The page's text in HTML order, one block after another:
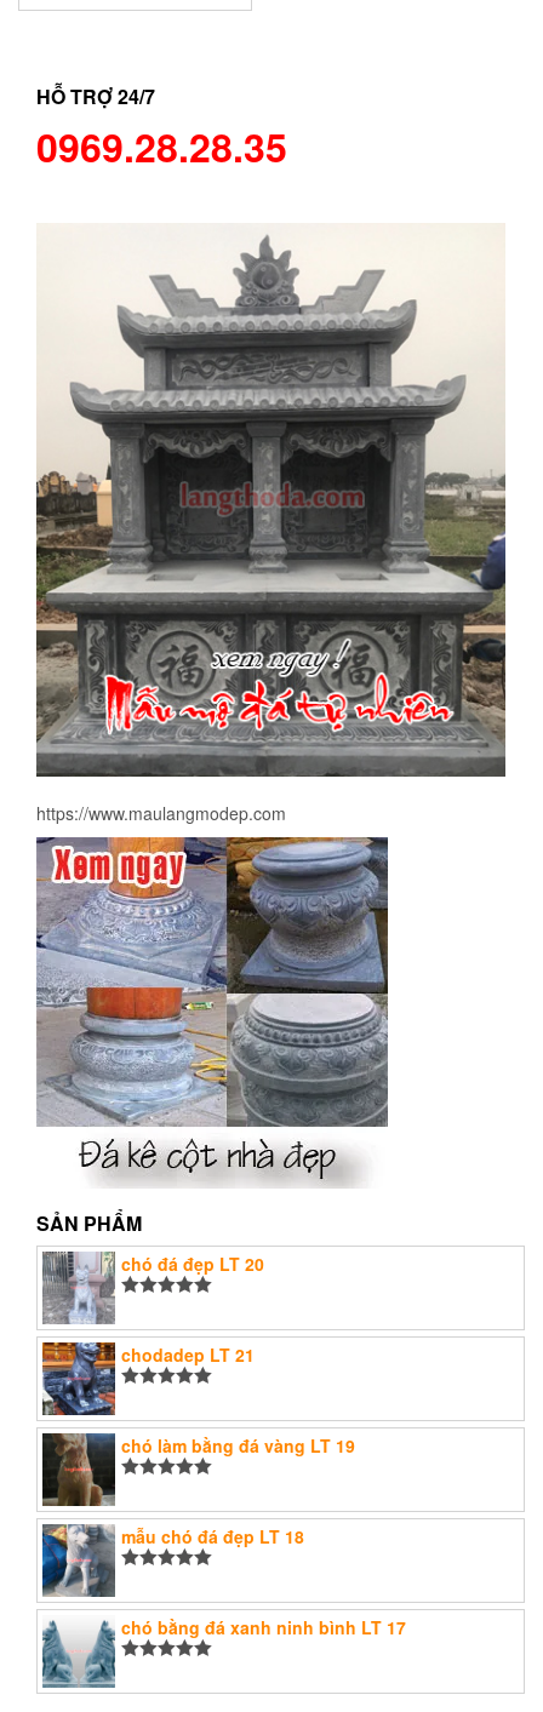
HỖ TRỢ 24/7
0969.28.28.35
https://www.maulangmodep.com
SẢN PHẨM
chó đá đẹp LT 20
hạng5.005
sao
chodadep LT 21
hạng5.005
sao
chó làm bằng đá vàng LT 19
hạng5.005
sao
mẫu chó đá đẹp LT 18
hạng5.005
sao
chó bằng đá xanh ninh bình LT 17
hạng5.005